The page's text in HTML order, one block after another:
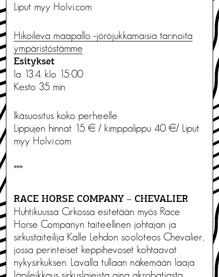
Liput myy Holvi.com
Hikoileva maapallo -jöröjukkamaisia tarinoita
ympäristöstämme
Esitykset
la 13.4. klo 15:00
Kesto 35 min
Ikäsuositus koko perheelle
Lippujen hinnat 15 € / kimppalippu 40 €/ Liput
myy Holvi.com
***
RACE HORSE COMPANY – CHEVALIER
Huhtikuussa Cirkossa esitetään myös Race
Horse Companyn taiteellinen johtajan ja
sirkustaiteilija Kalle Lehdon sooloteos Chevalier,
jossa perinteiset keppihevoset kohtaavat
nykysirkuksen. Lavalla tullaan näkemään laaja
läpileikkaus sirkuslajeista aina akrobatiasta